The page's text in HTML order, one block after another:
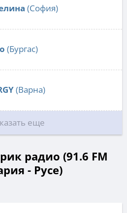
(София)
(Бургас)
(Варна)
еще
радио (91.6 FM
- Русе)